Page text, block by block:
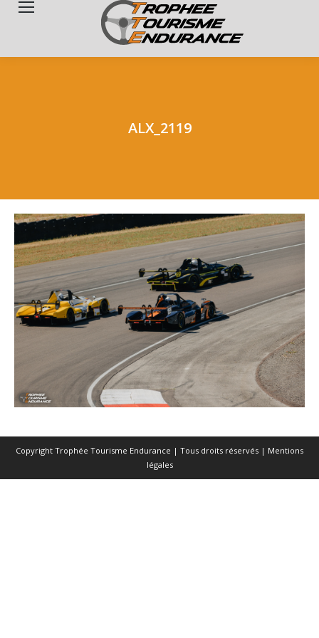
ALX_2119
Copyright Trophée Tourisme Endurance | Tous droits réservés | Mentions
légales